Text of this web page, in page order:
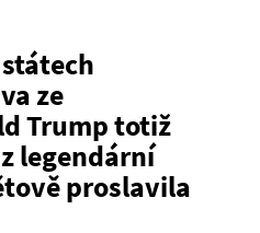
ze
Trump totiž
legendární
proslavila